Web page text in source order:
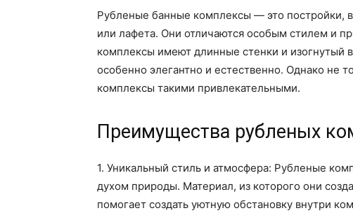
Рубленые банные комплексы — это постройки,
или лафета. Они отличаются особым стилем и
комплексы имеют длинные стенки и изогнутый
особенно элегантно и естественно. Однако не
комплексы такими привлекательными.
Преимущества рубленых
1. Уникальный стиль и атмосфера: Рубленые
духом природы. Материал, из которого они
помогает создать уютную обстановку внутри